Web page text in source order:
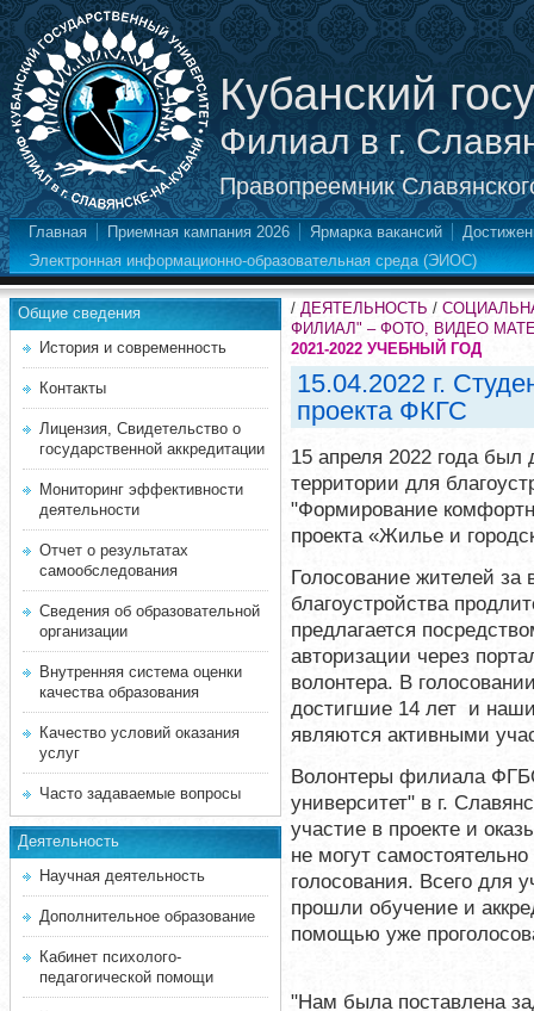
Кубанский
Филиал в г.
Правопреемник
Главная Приемная кампания 2026 Ярмарка вакансий
Электронная информационно-образовательная среда (ЭИОС)
Общие сведения
История и современность
Контакты
Лицензия, Свидетельство о
государственной аккредитации
Мониторинг эффективности
деятельности
Отчет о результатах
самообследования
Сведения об образовательной
организации
Внутренняя система оценки
качества образования
Качество условий оказания
услуг
Часто задаваемые вопросы
Деятельность
Научная деятельность
Дополнительное образование
Кабинет психолого-
педагогической помощи
/ ДЕЯТЕЛЬНОСТЬ /
ФИЛИАЛ" – ФОТО, ВИДЕО
2021-2022 УЧЕБНЫЙ ГОД
15.04.2022 г.
проекта ФКГС
15 апреля 2022 года был
территории для
"Формирование
проекта «Жилье и
Голосование жителей
благоустройства
предлагается
авторизации через
волонтера. В
достигшие 14 лет и
являются активными
Волонтеры филиала
университет" в г.
участие в проекте и
не могут
голосования. Всего для
прошли обучение и
помощью уже
"Нам была поставлена